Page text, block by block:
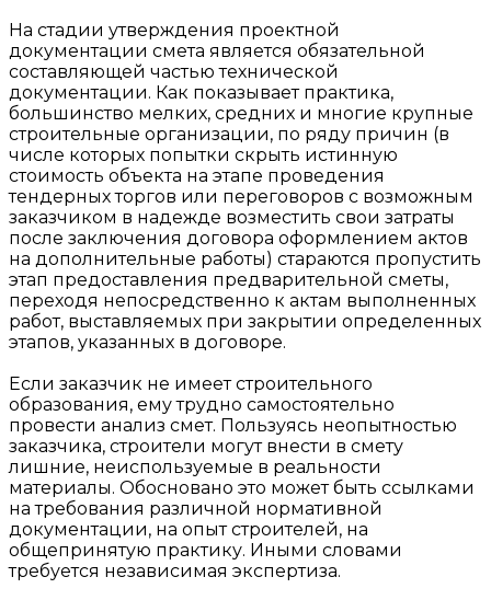
На стадии утверждения проектной
документации смета является обязательной
составляющей частью технической
документации. Как показывает практика,
большинство мелких, средних и многие крупные
строительные организации, по ряду причин (в
числе которых попытки скрыть истинную
стоимость объекта на этапе проведения
тендерных торгов или переговоров с возможным
заказчиком в надежде возместить свои затраты
после заключения договора оформлением актов
на дополнительные работы) стараются пропустить
этап предоставления предварительной сметы,
переходя непосредственно к актам выполненных
работ, выставляемых при закрытии определенных
этапов, указанных в договоре.
Если заказчик не имеет строительного
образования, ему трудно самостоятельно
провести анализ смет. Пользуясь неопытностью
заказчика, строители могут внести в смету
лишние, неиспользуемые в реальности
материалы. Обосновано это может быть ссылками
на требования различной нормативной
документации, на опыт строителей, на
общепринятую практику. Иными словами
требуется независимая экспертиза.